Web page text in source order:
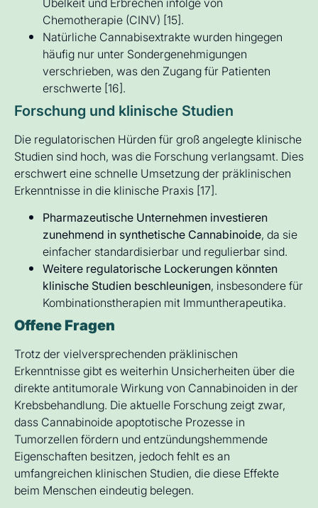
Chemotherapie (CINV) [15].
Natürliche Cannabisextrakte wurden hingegen
häufig nur unter Sondergenehmigungen
verschrieben, was den Zugang für Patienten
erschwerte [16].
Forschung und klinische Studien
Die regulatorischen Hürden für groß angelegte klinische
Studien sind hoch, was die Forschung verlangsamt. Dies
erschwert eine schnelle Umsetzung der präklinischen
Erkenntnisse in die klinische Praxis [17].
Pharmazeutische Unternehmen investieren
zunehmend in synthetische Cannabinoide, da sie
einfacher standardisierbar und regulierbar sind.
Weitere regulatorische Lockerungen könnten
klinische Studien beschleunigen, insbesondere für
Kombinationstherapien mit Immuntherapeutika.
Offene Fragen
Trotz der vielversprechenden präklinischen
Erkenntnisse gibt es weiterhin Unsicherheiten über die
direkte antitumorale Wirkung von Cannabinoiden in der
Krebsbehandlung. Die aktuelle Forschung zeigt zwar,
dass Cannabinoide apoptotische Prozesse in
Tumorzellen fördern und entzündungshemmende
Eigenschaften besitzen, jedoch fehlt es an
umfangreichen klinischen Studien, die diese Effekte
beim Menschen eindeutig belegen.